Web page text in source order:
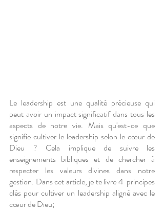
Le leadership est une qualité précieuse qui
peut avoir un impact significatif dans tous les
aspects de notre vie. Mais qu'est-ce que
signifie cultiver le leadership selon le cœur de
Dieu ? Cela implique de suivre les
enseignements bibliques et de chercher à
respecter les valeurs divines dans notre
gestion. Dans cet article, je te livre 4  principes
clés pour cultiver un leadership aligné avec le
cœur de Dieu;